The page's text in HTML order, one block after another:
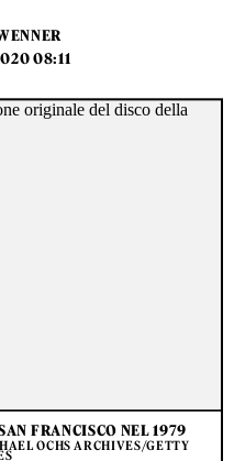
08:11
FRANCISCO NEL 1979
OCHS ARCHIVES/GETTY